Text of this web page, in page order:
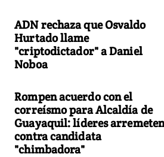
ADN rechaza que Osvaldo
Hurtado llame
"criptodictador" a Daniel
Noboa
Rompen acuerdo con el
correísmo para Alcaldía de
Guayaquil: líderes
contra candidata
"chimbadora"